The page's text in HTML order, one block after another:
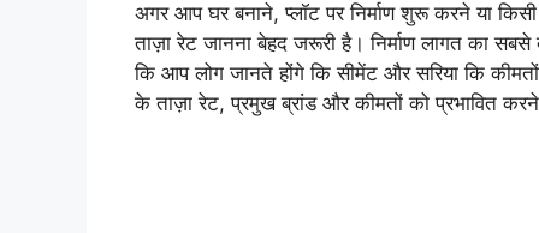
अगर आप घर बनाने, प्लॉट पर निर्माण शुरू करने या
ताज़ा रेट जानना बेहद जरूरी है। निर्माण लागत का
कि आप लोग जानते होंगे कि सीमेंट और सरिया कि
के ताज़ा रेट, प्रमुख ब्रांड और कीमतों को प्रभावित